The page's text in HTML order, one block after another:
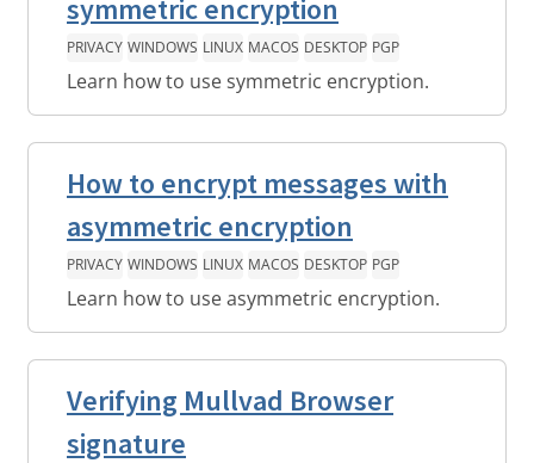
symmetric encryption
PRIVACY WINDOWS LINUX MACOS DESKTOP PGP
Learn how to use symmetric encryption.
How to encrypt messages with
asymmetric encryption
PRIVACY WINDOWS LINUX MACOS DESKTOP PGP
Learn how to use asymmetric encryption.
Verifying Mullvad Browser
signature